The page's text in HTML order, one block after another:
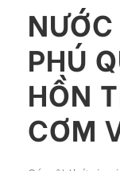
PHÚ
HỒN
CƠM